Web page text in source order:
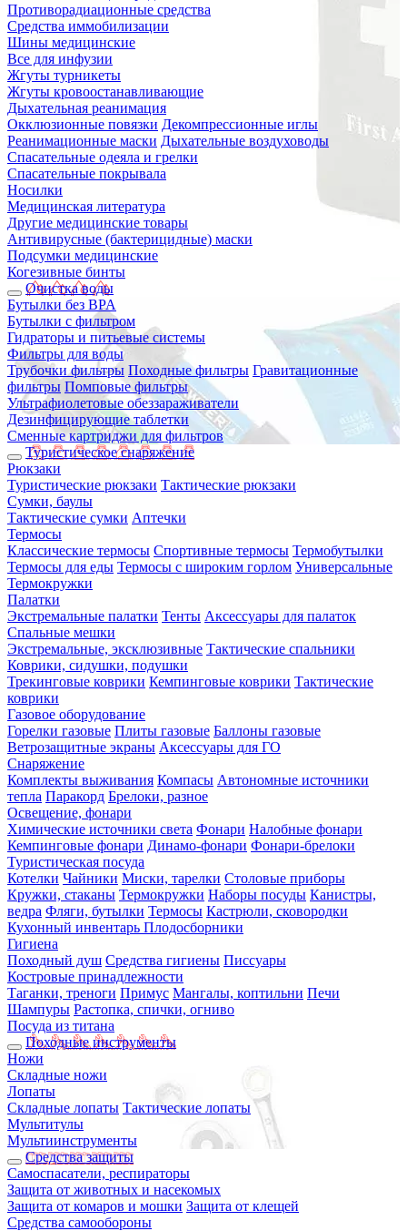
Противорадиационные средства
Средства иммобилизации
Шины медицинские
Все для инфузии
Жгуты турникеты
Жгуты кровоостанавливающие
Дыхательная реанимация
Окклюзионные повязки Декомпрессионные иглы
Реанимационные маски Дыхательные воздуховоды
Спасательные одеяла и грелки
Спасательные покрывала
Носилки
Медицинская литература
Другие медицинские товары
Антивирусные (бактерицидные) маски
Подсумки медицинские
Когезивные бинты
Очистка воды
Бутылки без BPA
Бутылки с фильтром
Гидраторы и питьевые системы
Фильтры для воды
Трубочки фильтры Походные фильтры Гравитационные
фильтры Помповые фильтры
Ультрафиолетовые обеззараживатели
Дезинфицирующие таблетки
Сменные картриджи для фильтров
Туристическое снаряжение
Рюкзаки
Туристические рюкзаки Тактические рюкзаки
Сумки, баулы
Тактические сумки Аптечки
Термосы
Классические термосы Спортивные термосы Термобутылки
Термосы для еды Термосы с широким горлом Универсальные
Термокружки
Палатки
Экстремальные палатки Тенты Аксессуары для палаток
Спальные мешки
Экстремальные, эксклюзивные Тактические спальники
Коврики, сидушки, подушки
Трекинговые коврики Кемпинговые коврики Тактические
коврики
Газовое оборудование
Горелки газовые Плиты газовые Баллоны газовые
Ветрозащитные экраны Аксессуары для ГО
Снаряжение
Комплекты выживания Компасы Автономные источники
тепла Паракорд Брелоки, разное
Освещение, фонари
Химические источники света Фонари Налобные фонари
Кемпинговые фонари Динамо-фонари Фонари-брелоки
Туристическая посуда
Котелки Чайники Миски, тарелки Столовые приборы
Кружки, стаканы Термокружки Наборы посуды Канистры,
ведра Фляги, бутылки Термосы Кастрюли, сковородки
Кухонный инвентарь Плодосборники
Гигиена
Походный душ Средства гигиены Писсуары
Костровые принадлежности
Таганки, треноги Примус Мангалы, коптильни Печи
Шампуры Растопка, спички, огниво
Посуда из титана
Походные инструменты
Ножи
Складные ножи
Лопаты
Складные лопаты Тактические лопаты
Мультитулы
Мультиинструменты
Средства защиты
Самоспасатели, респираторы
Защита от животных и насекомых
Защита от комаров и мошки Защита от клещей
Средства самообороны